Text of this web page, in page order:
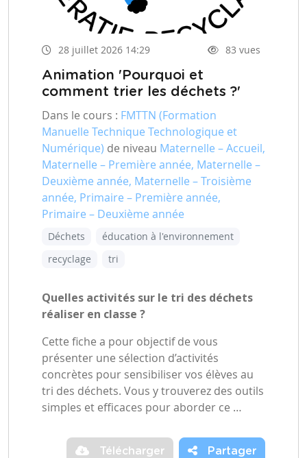
28 juillet 2026 14:29 83 vues
Animation 'Pourquoi et
comment trier les déchets ?'
Dans le cours : FMTTN (Formation
Manuelle Technique Technologique et
Numérique) de niveau Maternelle – Accueil,
Maternelle – Première année, Maternelle –
Deuxième année, Maternelle – Troisième
année, Primaire – Première année,
Primaire – Deuxième année
Déchets
éducation à l'environnement
recyclage
tri
Quelles activités sur le tri des déchets
réaliser en classe ?
Cette fiche a pour objectif de vous
présenter une sélection d’activités
concrètes pour sensibiliser vos élèves au
tri des déchets. Vous y trouverez des outils
simples et efficaces pour aborder ce …
Télécharger Partager